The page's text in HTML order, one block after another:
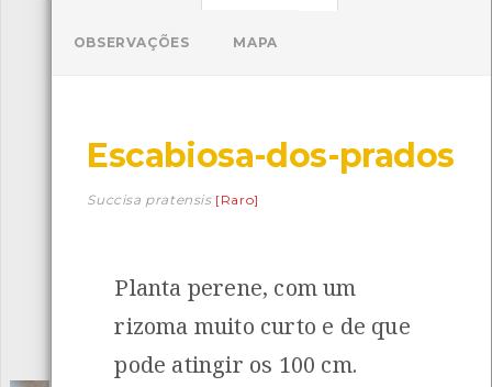
Descarregar a app BioRegisto
Espécies 4839Observações
OBSERVAÇÕES MAPA
Escabiosa-dos-prados
Succisa pratensis [Raro]
Planta perene, com um
rizoma muito curto e de que
pode atingir os 100 cm.